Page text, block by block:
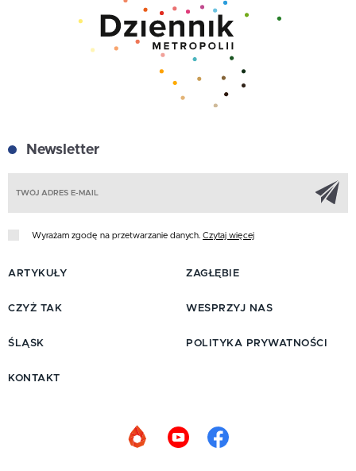
Newsletter
Wyrażam zgodę na przetwarzanie danych. Czytaj więcej
ARTYKUŁY
CZYŻ TAK
ŚLĄSK
ZAGŁĘBIE
WESPRZYJ NAS
POLITYKA PRYWATNOŚCI
KONTAKT